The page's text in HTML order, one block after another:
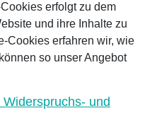
erfolgt zu dem
und ihre Inhalte zu
Cookies erfahren wir, wie
so unser Angebot
und